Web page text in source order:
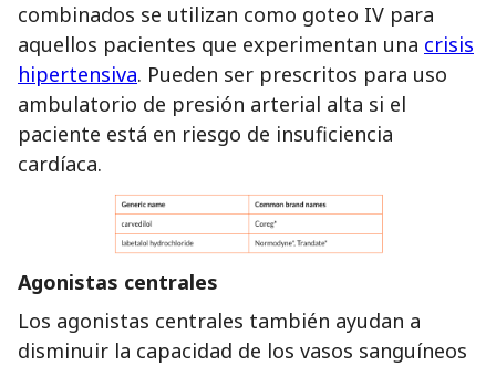
combinados se utilizan como goteo IV para
aquellos pacientes que experimentan una crisis
hipertensiva. Pueden ser prescritos para uso
ambulatorio de presión arterial alta si el
paciente está en riesgo de insuficiencia
cardíaca.
Agonistas centrales
Los agonistas centrales también ayudan a
disminuir la capacidad de los vasos sanguíneos